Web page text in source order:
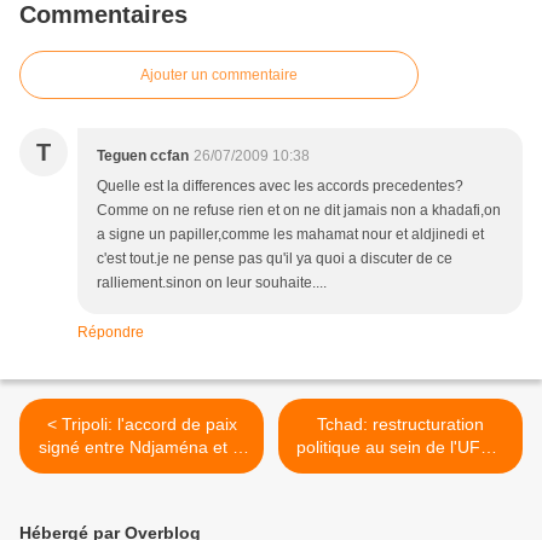
Commentaires
Ajouter un commentaire
T Teguen ccfan 26/07/2009 10:38
Quelle est la differences avec les accords precedentes?
Comme on ne refuse rien et on ne dit jamais non a khadafi,on
a signe un papiller,comme les mahamat nour et aldjinedi et
c'est tout.je ne pense pas qu'il ya quoi a discuter de ce
ralliement.sinon on leur souhaite....
Répondre
< Tripoli: l'accord de paix
signé entre Ndjaména et le
MN
Tchad: restructuration
politique au sein de l'UFCD
>
Hébergé par Overblog